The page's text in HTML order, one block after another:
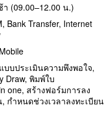
(09.00–12.00 น.)
Bank Transfer, Internet
บบประเมินความพึงพอใจ,
Draw, พิมพ์ใบ
one, สร้างฟอร์มการลง
กำหนดช่วงเวลาลงทะเบียน